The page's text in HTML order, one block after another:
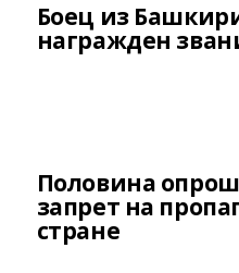
Боец из
награжден
Половина
запрет на
стране